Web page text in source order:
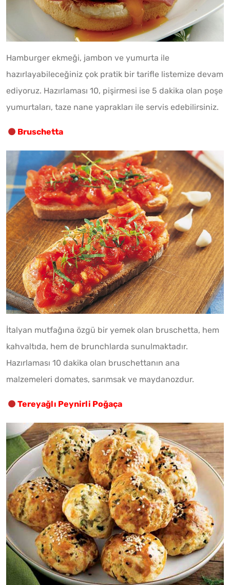
Hamburger ekmeği, jambon ve yumurta ile
hazırlayabileceğiniz çok pratik bir tarifle listemize devam
ediyoruz. Hazırlaması 10, pişirmesi ise 5 dakika olan poşe
yumurtaları, taze nane yaprakları ile servis edebilirsiniz.
Bruschetta
İtalyan mutfağına özgü bir yemek olan bruschetta, hem
kahvaltıda, hem de brunchlarda sunulmaktadır.
Hazırlaması 10 dakika olan bruschettanın ana
malzemeleri domates, sarımsak ve maydanozdur.
Tereyağlı Peynirli Poğaça